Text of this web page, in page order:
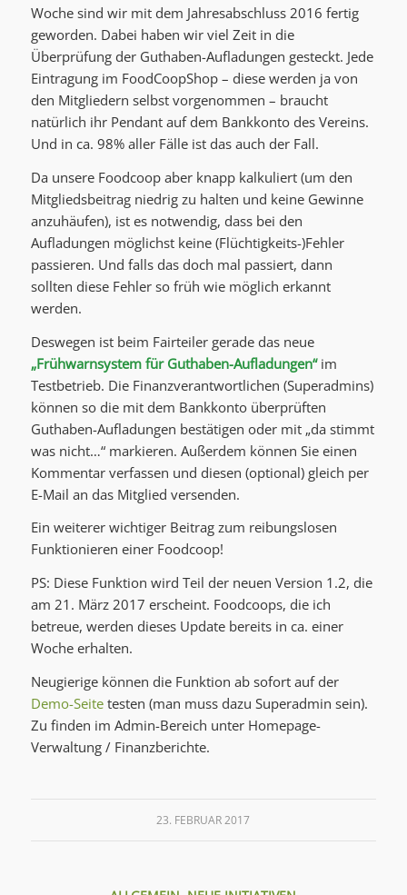
Woche sind wir mit dem Jahresabschluss 2016 fertig
geworden. Dabei haben wir viel Zeit in die
Überprüfung der Guthaben-Aufladungen gesteckt. Jede
Eintragung im FoodCoopShop – diese werden ja von
den Mitgliedern selbst vorgenommen – braucht
natürlich ihr Pendant auf dem Bankkonto des Vereins.
Und in ca. 98% aller Fälle ist das auch der Fall.
Da unsere Foodcoop aber knapp kalkuliert (um den
Mitgliedsbeitrag niedrig zu halten und keine Gewinne
anzuhäufen), ist es notwendig, dass bei den
Aufladungen möglichst keine (Flüchtigkeits-)Fehler
passieren. Und falls das doch mal passiert, dann
sollten diese Fehler so früh wie möglich erkannt
werden.
Deswegen ist beim Fairteiler gerade das neue
„Frühwarnsystem für Guthaben-Aufladungen“im
Testbetrieb. Die Finanzverantwortlichen (Superadmins)
können so die mit dem Bankkonto überprüften
Guthaben-Aufladungen bestätigen oder mit „da stimmt
was nicht…“ markieren. Außerdem können Sie einen
Kommentar verfassen und diesen (optional) gleich per
E-Mail an das Mitglied versenden.
Ein weiterer wichtiger Beitrag zum reibungslosen
Funktionieren einer Foodcoop!
PS: Diese Funktion wird Teil der neuen Version 1.2, die
am 21. März 2017 erscheint. Foodcoops, die ich
betreue, werden dieses Update bereits in ca. einer
Woche erhalten.
Neugierige können die Funktion ab sofort auf der
Demo-Seitetesten (man muss dazu Superadmin sein).
Zu finden im Admin-Bereich unter Homepage-
Verwaltung / Finanzberichte.
23. FEBRUAR 2017